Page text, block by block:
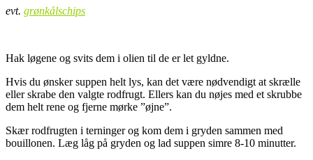
evt. grønkålschips
Hak løgene og svits dem i olien til de er let gyldne.
Hvis du ønsker suppen helt lys, kan det være nødvendigt at skrælle
eller skrabe den valgte rodfrugt. Ellers kan du nøjes med et skrubbe
dem helt rene og fjerne mørke ”øjne”.
Skær rodfrugten i terninger og kom dem i gryden sammen med
bouillonen. Læg låg på gryden og lad suppen simre 8-10 minutter.